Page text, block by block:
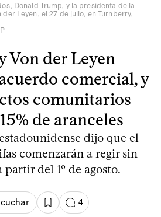
Donald Trump, y la presidenta de la
Leyen, el 27 de julio, en Turnberry,
Von der Leyen
comercial, y
comunitarios
de aranceles
dijo que el
comenzarán a regir sin
del 1º de agosto.
4